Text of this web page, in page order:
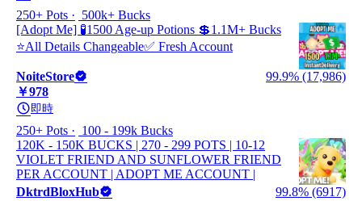
250+ Pots
500k+ Bucks
[Adopt Me] 🧪1500 Age-up Potions 💲1.1M+ Bucks
⭐All Details Changeable✅ Fresh Account
NoiteStore
99.9% (17,986)
￥978
即時
250+ Pots
100 - 199k Bucks
120K - 150K BUCKS | 270 - 299 POTS | 10-12
VIOLET FRIEND AND SUNFLOWER FRIEND
PER ACCOUNT | ADOPT ME ACCOUNT |
DktrdBloxHub
99.8% (6917)